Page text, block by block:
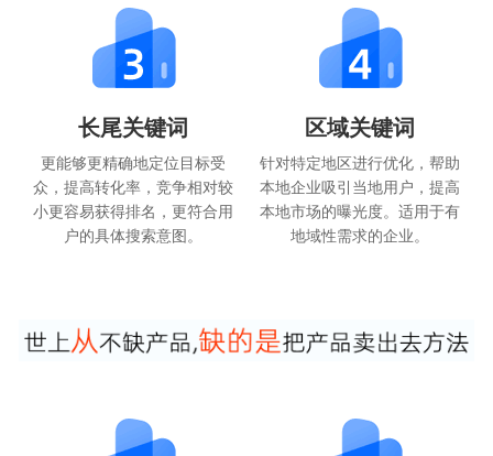
长尾关键词
更能够更精确地定位目标受
众，提高转化率，竞争相对较
小更容易获得排名，更符合用
户的具体搜索意图。
区域关键词
针对特定地区进行优化，帮助
本地企业吸引当地用户，提高
本地市场的曝光度。适用于有
地域性需求的企业。